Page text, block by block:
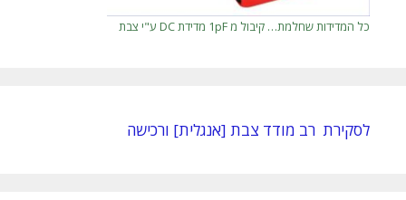
כל המדידות שחלמת… קיבול מ 1pF מדידת DC ע"י צבת
לסקירת רב מודד צבת [אנגלית] ורכישה